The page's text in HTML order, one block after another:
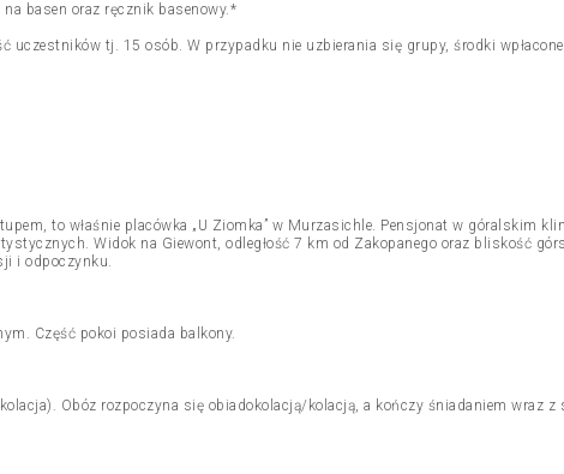
basen oraz ręcznik basenowy.*
tj. 15 osób. W przypadku nie uzbierania się grupy, środki
to właśnie placówka „U Ziomka” w Murzasichle. Pensjonat w góralskim
Widok na Giewont, odległość 7 km od Zakopanego oraz bliskość
i odpoczynku.
Część pokoi posiada balkony.
Obóz rozpoczyna się obiadokolacją/kolacją, a kończy śniadaniem wraz